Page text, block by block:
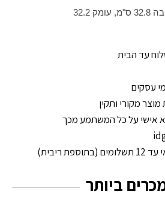
עד הבית
מקורי ותקין
אישי על כל המשתמע מכך
ריבית)
ביותר